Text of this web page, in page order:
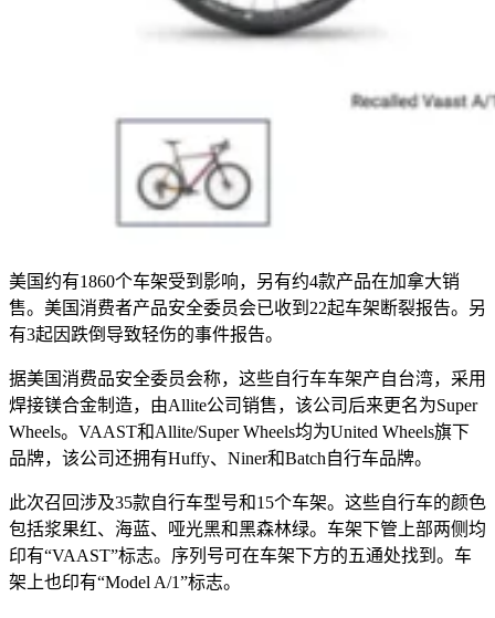
美国约有1860个车架受到影响，另有约4款产品在加拿大销
售。美国消费者产品安全委员会已收到22起车架断裂报告。另
有3起因跌倒导致轻伤的事件报告。
据美国消费品安全委员会称，这些自行车车架产自台湾，采用
焊接镁合金制造，由Allite公司销售，该公司后来更名为Super
Wheels。VAAST和Allite/Super Wheels均为United Wheels旗下
品牌，该公司还拥有Huffy、Niner和Batch自行车品牌。
此次召回涉及35款自行车型号和15个车架。这些自行车的颜色
包括浆果红、海蓝、哑光黑和黑森林绿。车架下管上部两侧均
印有“VAAST”标志。序列号可在车架下方的五通处找到。车
架上也印有“Model A/1”标志。